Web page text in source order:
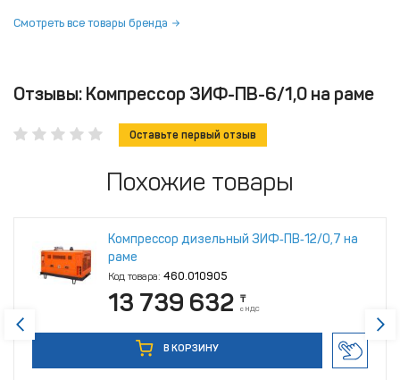
Смотреть все товары бренда
Отзывы: Компрессор ЗИФ-ПВ-6/1,0 на раме
Оставьте первый отзыв
Похожие товары
Компрессор дизельный ЗИФ‑ПВ‑12/0,7 на
раме
Код товара: 460.010905
13 739 632 ₸
с НДС
В КОРЗИНУ